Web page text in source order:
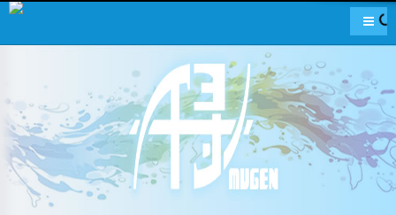
导航